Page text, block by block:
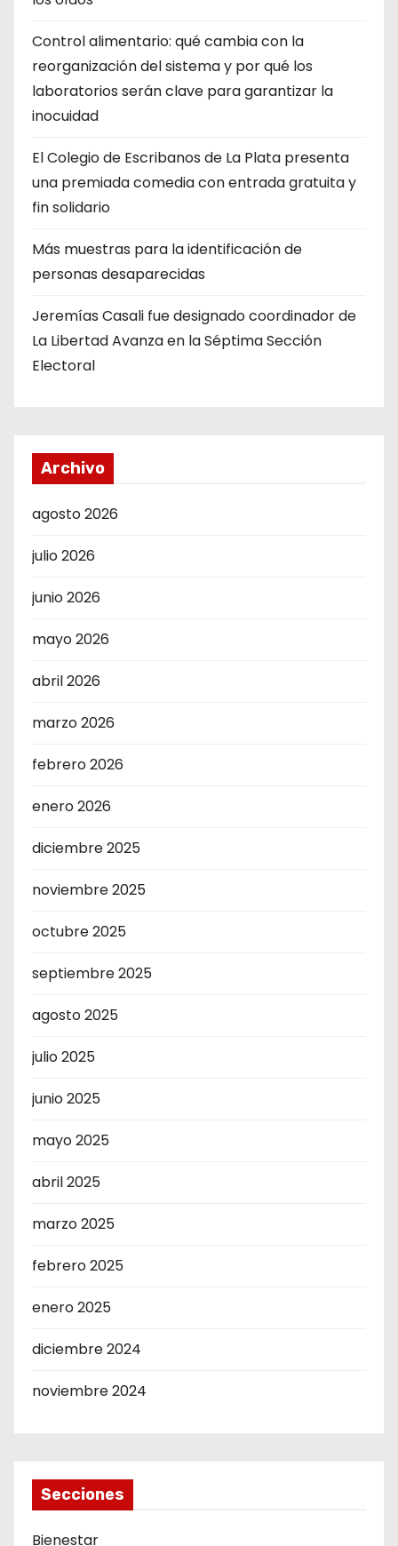
Control alimentario: qué cambia con la
reorganización del sistema y por qué los
laboratorios serán clave para garantizar la
inocuidad
El Colegio de Escribanos de La Plata presenta
una premiada comedia con entrada gratuita y
fin solidario
Más muestras para la identificación de
personas desaparecidas
Jeremías Casali fue designado coordinador de
La Libertad Avanza en la Séptima Sección
Electoral
Archivo
agosto 2026
julio 2026
junio 2026
mayo 2026
abril 2026
marzo 2026
febrero 2026
enero 2026
diciembre 2025
noviembre 2025
octubre 2025
septiembre 2025
agosto 2025
julio 2025
junio 2025
mayo 2025
abril 2025
marzo 2025
febrero 2025
enero 2025
diciembre 2024
noviembre 2024
Secciones
Bienestar